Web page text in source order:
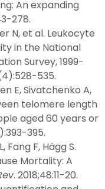
An expanding
278.
N, et al. Leukocyte
in the National
Survey, 1999-
535.
E, Sivatchenko A,
telomere length
aged 60 years or
395.
Fang F, Hägg S.
Mortality: A
. 2018;48:11-20.